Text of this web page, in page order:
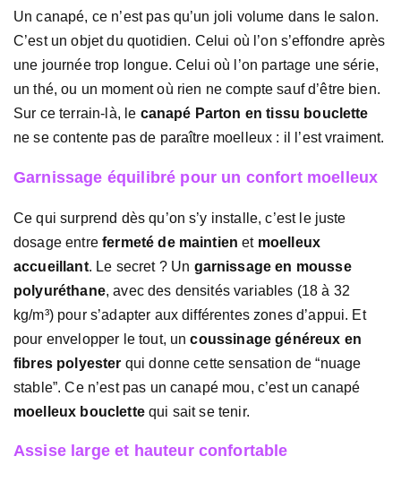
Un canapé, ce n’est pas qu’un joli volume dans le salon.
C’est un objet du quotidien. Celui où l’on s’effondre après
une journée trop longue. Celui où l’on partage une série,
un thé, ou un moment où rien ne compte sauf d’être bien.
Sur ce terrain-là, le canapé Parton en tissu bouclette
ne se contente pas de paraître moelleux : il l’est vraiment.
Garnissage équilibré pour un confort moelleux
Ce qui surprend dès qu’on s’y installe, c’est le juste
dosage entrefermeté de maintien et moelleux
accueillant. Le secret ? Un garnissage en mousse
polyuréthane, avec des densités variables (18 à 32
kg/m³) pour s’adapter aux différentes zones d’appui. Et
pour envelopper le tout, uncoussinage généreux en
fibres polyester qui donne cette sensation de “nuage
stable”. Ce n’est pas un canapé mou, c’est un canapé
moelleux bouclettequi sait se tenir.
Assise large et hauteur confortable